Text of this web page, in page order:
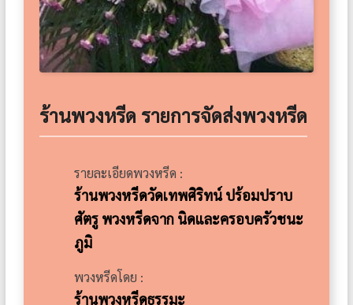
ร้านพวงหรีด รายการจัดส่งพวงหรีด
รายละเอียดพวงหรีด :
ร้านพวงหรีดวัดเทพศิริทน์ ปร้อมปราบ
ศัตรู พวงหรีดจาก นิดและครอบครัวชนะ
ภูมิ
พวงหรีดโดย :
ร้านพวงหรีดธรรมะ